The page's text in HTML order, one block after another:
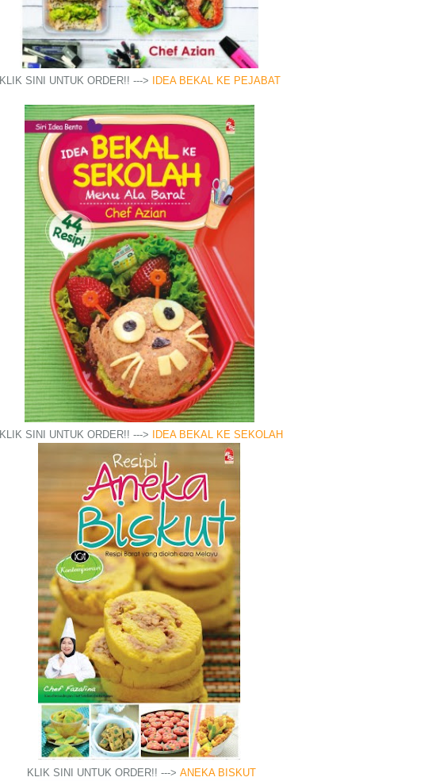
KLIK SINI UNTUK ORDER!! ---> IDEA BEKAL KE PEJABAT
KLIK SINI UNTUK ORDER!! ---> IDEA BEKAL KE SEKOLAH
KLIK SINI UNTUK ORDER!! ---> ANEKA BISKUT